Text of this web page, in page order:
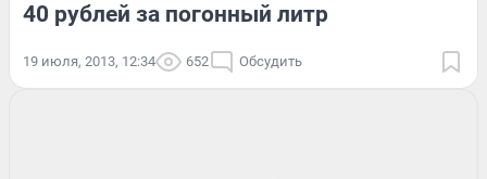
40 рублей за погонный литр
19 июля, 2013, 12:34 652 Обсудить